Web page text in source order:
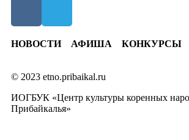
НОВОСТИ АФИША КОНКУРСЫ
© 2023 etno.pribaikal.ru
ИОГБУК «Центр культуры коренных
Прибайкалья»